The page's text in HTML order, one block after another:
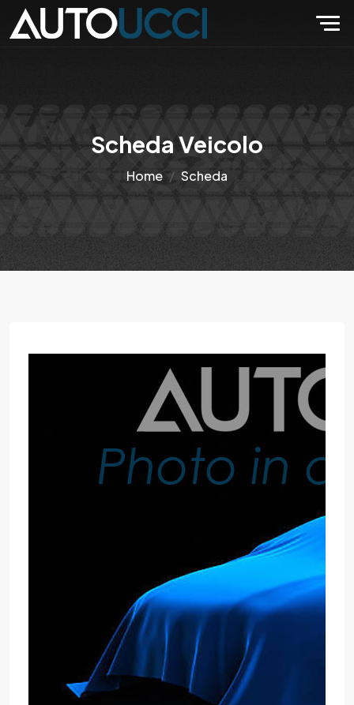
Scheda Veicolo
Home Scheda